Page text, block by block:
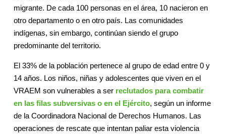
migrante. De cada 100 personas en el área, 10 nacieron en
otro departamento o en otro país. Las comunidades
indígenas, sin embargo, continúan siendo el grupo
predominante del territorio.
El 33% de la población pertenece al grupo de edad entre 0 y
14 años. Los niños, niñas y adolescentes que viven en el
VRAEM son vulnerables a ser reclutados para combatir
en las filas subversivas o en el Ejército, según un informe
de la Coordinadora Nacional de Derechos Humanos. Las
operaciones de rescate que intentan paliar esta violencia